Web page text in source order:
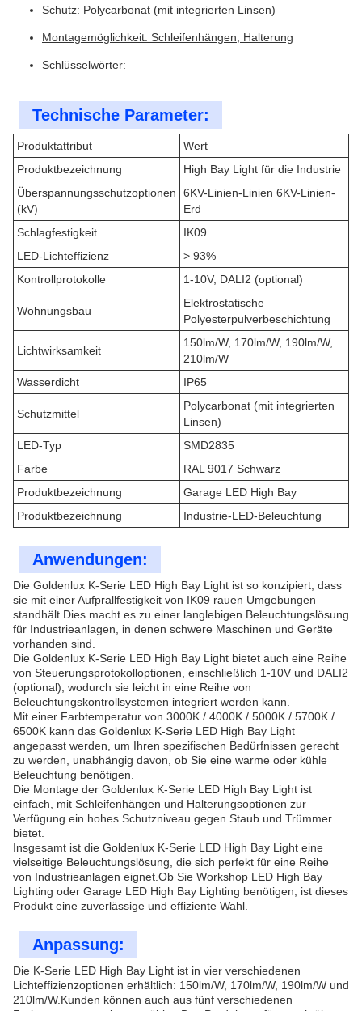
Schutz: Polycarbonat (mit integrierten Linsen)
Montagemöglichkeit: Schleifenhängen, Halterung
Schlüsselwörter:
Technische Parameter:
Produktattribut
Wert
Produktbezeichnung
High Bay Light für die Industrie
Überspannungsschutzoptionen
(kV)
6KV-Linien-Linien 6KV-Linien-
Erd
Schlagfestigkeit
IK09
LED-Lichteffizienz
> 93%
Kontrollprotokolle
1-10V, DALI2 (optional)
Wohnungsbau
Elektrostatische
Polyesterpulverbeschichtung
Lichtwirksamkeit
150lm/W, 170lm/W, 190lm/W,
210lm/W
Wasserdicht
IP65
Schutzmittel
Polycarbonat (mit integrierten
Linsen)
LED-Typ
SMD2835
Farbe
RAL 9017 Schwarz
Produktbezeichnung
Garage LED High Bay
Produktbezeichnung
Industrie-LED-Beleuchtung
Anwendungen:
Die Goldenlux K-Serie LED High Bay Light ist so konzipiert, dass
sie mit einer Aufprallfestigkeit von IK09 rauen Umgebungen
standhält.Dies macht es zu einer langlebigen Beleuchtungslösung
für Industrieanlagen, in denen schwere Maschinen und Geräte
vorhanden sind.
Die Goldenlux K-Serie LED High Bay Light bietet auch eine Reihe
von Steuerungsprotokolloptionen, einschließlich 1-10V und DALI2
(optional), wodurch sie leicht in eine Reihe von
Beleuchtungskontrollsystemen integriert werden kann.
Mit einer Farbtemperatur von 3000K / 4000K / 5000K / 5700K /
6500K kann das Goldenlux K-Serie LED High Bay Light
angepasst werden, um Ihren spezifischen Bedürfnissen gerecht
zu werden, unabhängig davon, ob Sie eine warme oder kühle
Beleuchtung benötigen.
Die Montage der Goldenlux K-Serie LED High Bay Light ist
einfach, mit Schleifenhängen und Halterungsoptionen zur
Verfügung.ein hohes Schutzniveau gegen Staub und Trümmer
bietet.
Insgesamt ist die Goldenlux K-Serie LED High Bay Light eine
vielseitige Beleuchtungslösung, die sich perfekt für eine Reihe
von Industrieanlagen eignet.Ob Sie Workshop LED High Bay
Lighting oder Garage LED High Bay Lighting benötigen, ist dieses
Produkt eine zuverlässige und effiziente Wahl.
Anpassung:
Die K-Serie LED High Bay Light ist in vier verschiedenen
Lichteffizienzoptionen erhältlich: 150lm/W, 170lm/W, 190lm/W und
210lm/W.Kunden können auch aus fünf verschiedenen